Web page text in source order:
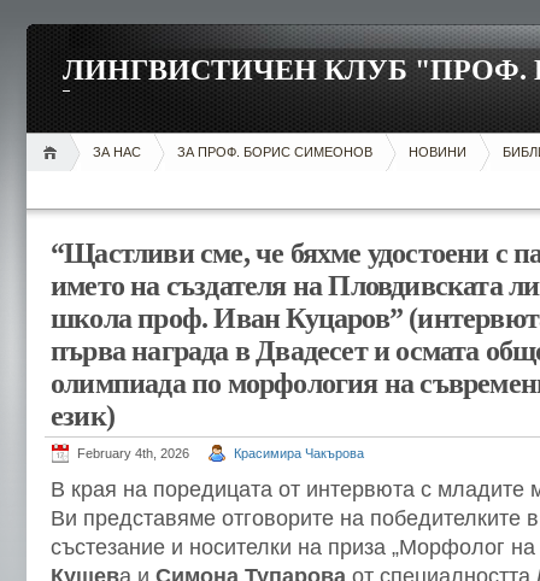
ЛИНГВИСТИЧЕН КЛУБ
ЗА НАС ЗА ПРОФ. БОРИС СИМЕОНОВ НОВИНИ
“Щастливи сме, че бяхме удостоени с
името на създателя на Пловдивската
школа проф. Иван Куцаров”
първа награда в Двадесет и осмата
олимпиада по морфология на
език)
February 4th, 2026 Красимира Чакърова
В края на поредицата от интервюта с
Ви представяме отговорите на победителките
състезание и носителки на приза „Морфолог
Кушева и Симона Тупарова от специалността